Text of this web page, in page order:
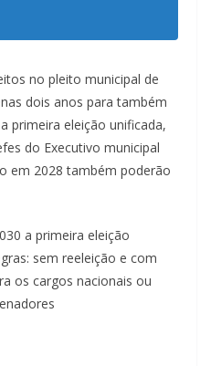
no pleito municipal de
dois anos para também
primeira eleição unificada,
do Executivo municipal
em 2028 também poderão
a primeira eleição
sem reeleição e com
os cargos nacionais ou